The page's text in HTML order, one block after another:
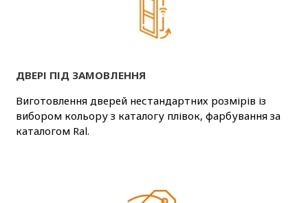
ДВЕРІ ПІД ЗАМОВЛЕННЯ
Виготовлення дверей нестандартних розмірів із
вибором кольору з каталогу плівок, фарбування за
каталогом Ral.